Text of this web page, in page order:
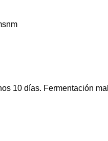
10 días. Fermentación